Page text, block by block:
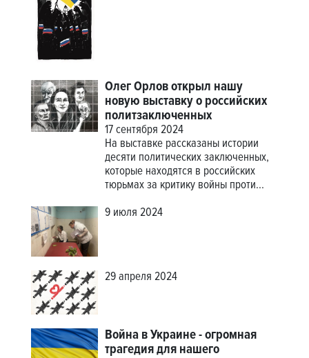
Олег Орлов открыл нашу
новую выставку о российских
политзаключенных
17 сентября 2024
На выставке рассказаны истории
десяти политических заключенных,
которые находятся в российских
тюрьмах за критику войны проти...
9 июля 2024
29 апреля 2024
Война в Украине - огромная
трагедия для нашего